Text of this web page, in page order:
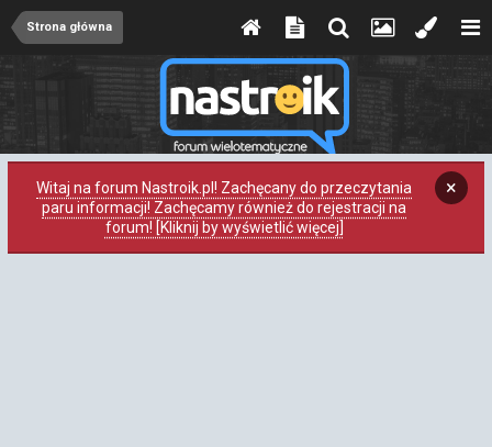
Strona główna
Witaj na forum Nastroik.pl! Zachęcany do przeczytania
paru informacji! Zachęcamy również do rejestracji na
forum! [Kliknij by wyświetlić więcej]
×